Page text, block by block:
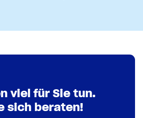
viel für Sie tun.
sich beraten!